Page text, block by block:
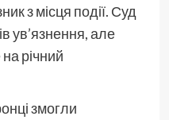
з місця події. Суд
ув’язнення, але
річний
змогли